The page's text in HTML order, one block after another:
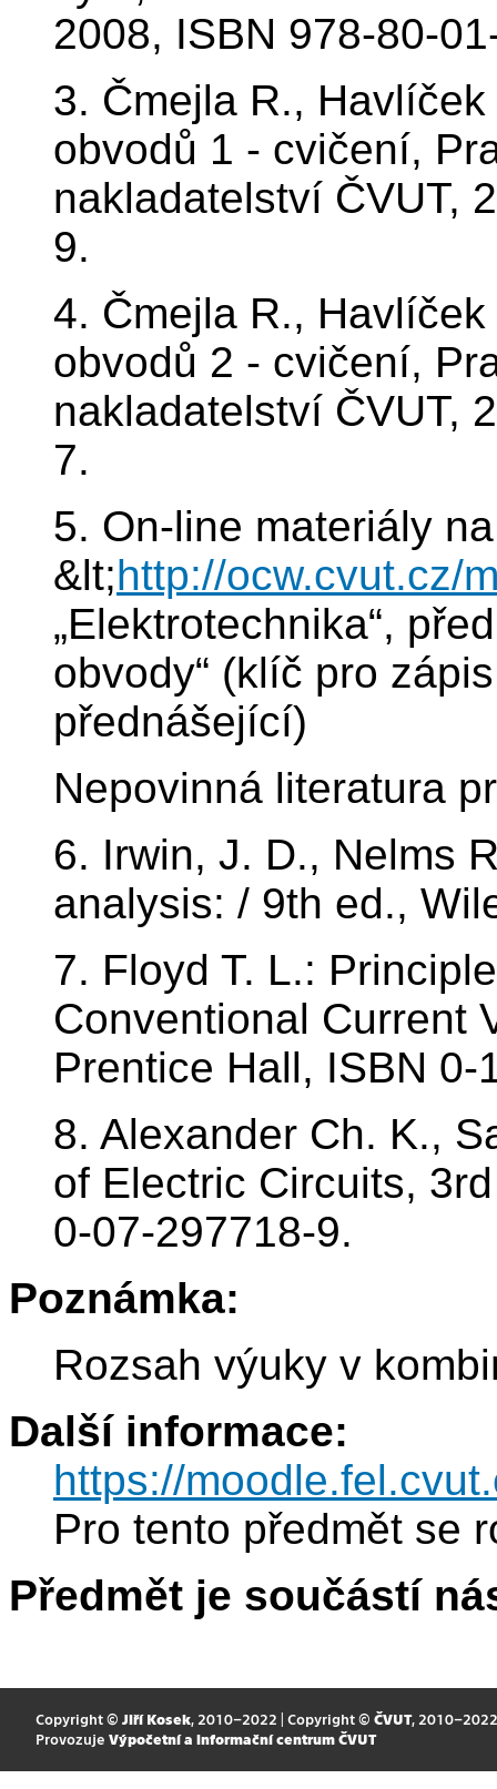
2008, ISBN 978-80-
3. Čmejla R.,
obvodů 1 - cvičení,
nakladatelství ČVUT,
9.
4. Čmejla R.,
obvodů 2 - cvičení,
nakladatelství ČVUT,
7.
5. On-line materiály
&lt;http://ocw.cvut.cz/
„Elektrotechnika“,
obvody“ (klíč pro
přednášející)
Nepovinná literatura
6. Irwin, J. D., Nelms
analysis: / 9th ed.,
7. Floyd T. L.:
Conventional Current
Prentice Hall, ISBN 0-
8. Alexander Ch. K.,
of Electric Circuits,
0-07-297718-9.
Poznámka:
Rozsah výuky v
Další informace:
https://
Pro tento předmět se
Předmět je součástí
Copyright © Jiří Kosek, 2010–2022 | Copyright © ČVUT, 2010–2022
Provozuje Výpočetní a informační centrum ČVUT